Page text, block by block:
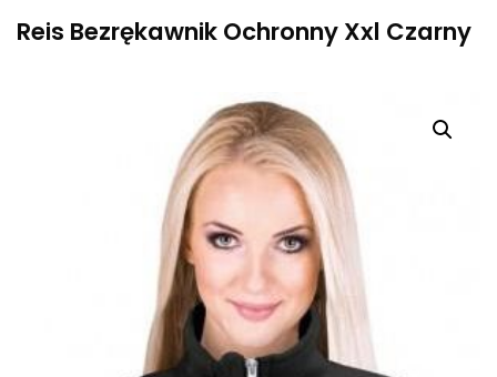
Reis Bezrękawnik Ochronny Xxl Czarny